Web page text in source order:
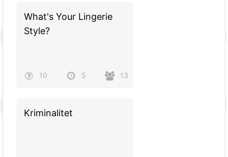
What's Your Lingerie
Style?
10 5 13
Kriminalitet